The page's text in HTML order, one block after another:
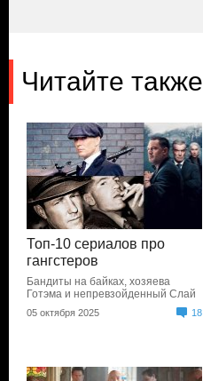
Читайте также
Топ-10 сериалов про
гангстеров
Бандиты на байках, хозяева
Готэма и непревзойденный Слай
05 октября 2025 18